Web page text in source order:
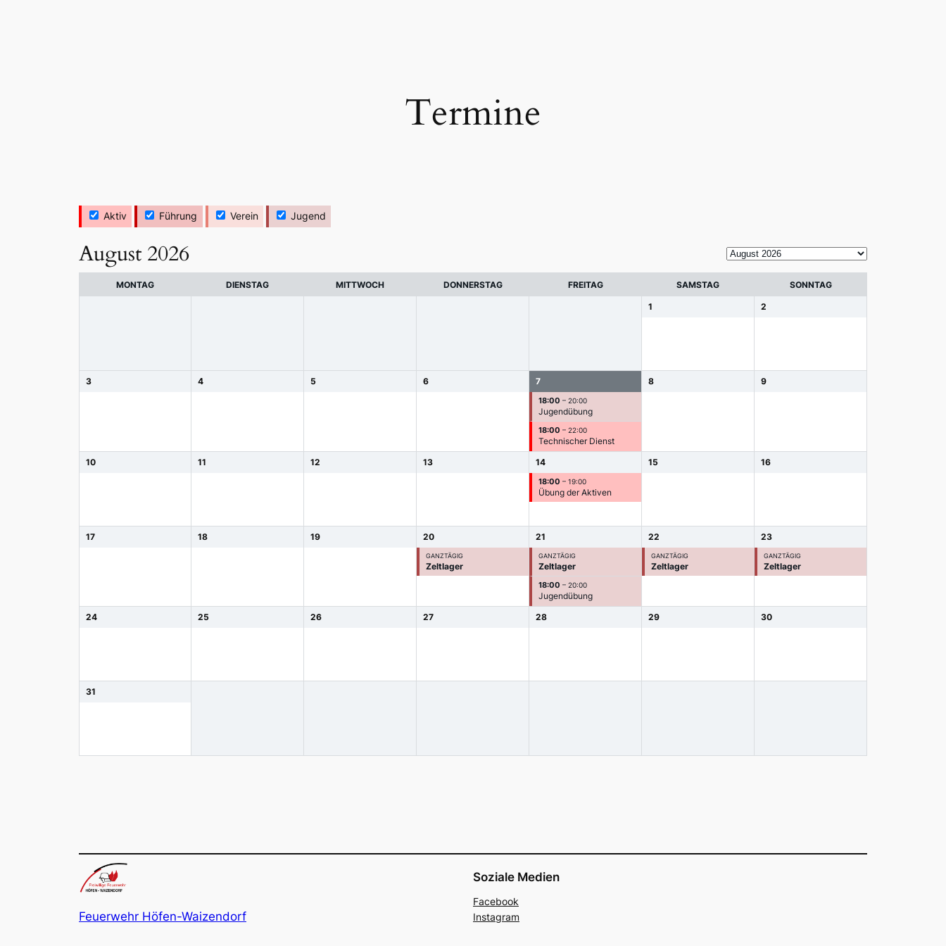
Termine
Aktiv Führung Verein Jugend
August 2026
MONTAG DIENSTAG MITTWOCH DONNERSTAG FREITAG SAMSTAG SONNTAG
1 2
3 4 5 6 7
18:00– 20:00
Jugendübung
18:00– 22:00
Technischer Dienst
8 9
10 11 12 13 14
18:00– 19:00
Übung der Aktiven
15 16
17 18 19 20
GANZTÄGIG
Zeltlager
21
GANZTÄGIG
Zeltlager
18:00– 20:00
Jugendübung
22
GANZTÄGIG
Zeltlager
23
GANZTÄGIG
Zeltlager
24 25 26 27 28 29 30
31
Feuerwehr Höfen-Waizendorf
Soziale Medien
Facebook
Instagram